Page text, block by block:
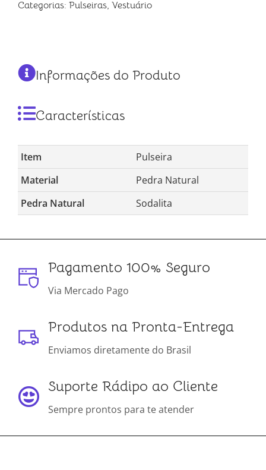
Categorias: Pulseiras, Vestuário
Informações do Produto
Características
Item
Pulseira
Material
Pedra Natural
Pedra Natural
Sodalita
Pagamento 100% Seguro
Via Mercado Pago
Produtos na Pronta-Entrega
Enviamos diretamente do Brasil
Suporte Rádipo ao Cliente
Sempre prontos para te atender